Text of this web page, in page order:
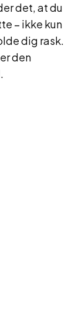
det, at du
– ikke kun
dig rask.
den